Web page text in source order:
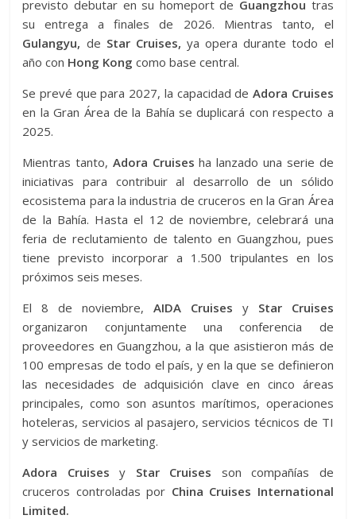
previsto debutar en su homeport de Guangzhou tras
su entrega a finales de 2026. Mientras tanto, el
Gulangyu, de Star Cruises, ya opera durante todo el
año con Hong Kong como base central.
Se prevé que para 2027, la capacidad de Adora Cruises
en la Gran Área de la Bahía se duplicará con respecto a
2025.
Mientras tanto, Adora Cruises ha lanzado una serie de
iniciativas para contribuir al desarrollo de un sólido
ecosistema para la industria de cruceros en la Gran Área
de la Bahía. Hasta el 12 de noviembre, celebrará una
feria de reclutamiento de talento en Guangzhou, pues
tiene previsto incorporar a 1.500 tripulantes en los
próximos seis meses.
El 8 de noviembre, AIDA Cruises yStar Cruises
organizaron conjuntamente una conferencia de
proveedores en Guangzhou, a la que asistieron más de
100 empresas de todo el país, y en la que se definieron
las necesidades de adquisición clave en cinco áreas
principales, como son asuntos marítimos, operaciones
hoteleras, servicios al pasajero, servicios técnicos de TI
y servicios de marketing.
Adora Cruises y Star Cruises son compañías de
cruceros controladas por China Cruises International
Limited.